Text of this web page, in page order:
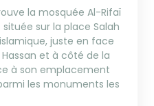
la mosquée Al-Rifaï
sur la place Salah
juste en face
et à côté de la
à son emplacement
les monuments les